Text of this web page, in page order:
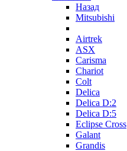
Назад
Mitsubishi
Airtrek
ASX
Carisma
Chariot
Colt
Delica
Delica D:2
Delica D:5
Eclipse Cross
Galant
Grandis